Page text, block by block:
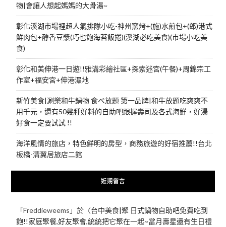
物|會讓人想起媽媽的大骨湯~
彰化溪湖市場裡超人氣排隊小吃-神州窯烤+(施)水煎包+(郎)港式
鮮肉包+醇香豆漿(巧也飽海苔飯捲)(溪湖必吃美食)(市場小吃美
食)
彰化和美伸港一日遊!!雅溝彩繪社區+探索迷宮(午餐)+周錦宗工
作室+福安宮+伸港濕地
新竹美食|涮樂和牛鍋物 食べ放題 第一品牌|和牛放題吃爽爽不
用千元，還有50幾種好料的自助吧跟握壽司及各式海鮮，好湯
好食一定要試試 !!
海洋風情的旅店，特色鮮明的房型，商務旅遊的好宿推薦!!台北
板橋-清翼居旅店二館
近期留言
「Freddieweems 」於〈台中美食|聚 日式鍋物自助吧免費吃到
飽!!家庭聚餐,好友聚會,統統把它聚在一起~當月壽星還有生日禮